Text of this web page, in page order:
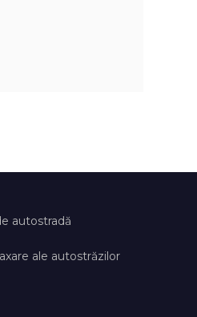
autostradă
ale autostrăzilor